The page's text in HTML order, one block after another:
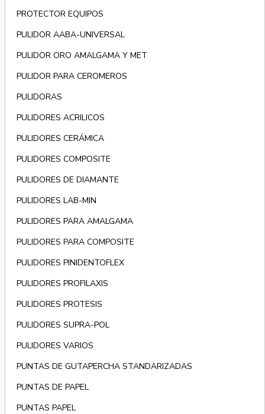
PROTECTOR EQUIPOS
PULIDOR AABA-UNIVERSAL
PULIDOR ORO AMALGAMA Y MET
PULIDOR PARA CEROMEROS
PULIDORAS
PULIDORES ACRILICOS
PULIDORES CERÁMICA
PULIDORES COMPOSITE
PULIDORES DE DIAMANTE
PULIDORES LAB-MIN
PULIDORES PARA AMALGAMA
PULIDORES PARA COMPOSITE
PULIDORES PINIDENTOFLEX
PULIDORES PROFILAXIS
PULIDORES PROTESIS
PULIDORES SUPRA-POL
PULIDORES VARIOS
PUNTAS DE GUTAPERCHA STANDARIZADAS
PUNTAS DE PAPEL
PUNTAS PAPEL